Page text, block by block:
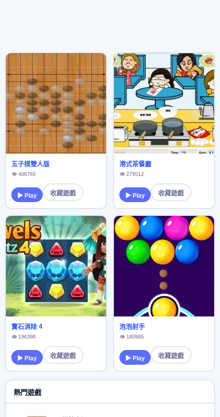
五子棋雙人版
👁 406765
▶ Play 收藏遊戲
港式茶餐廳
👁 279512
▶ Play 收藏遊戲
寶石消除 4
👁 196390
▶ Play 收藏遊戲
泡泡射手
👁 180985
▶ Play 收藏遊戲
熱門遊戲